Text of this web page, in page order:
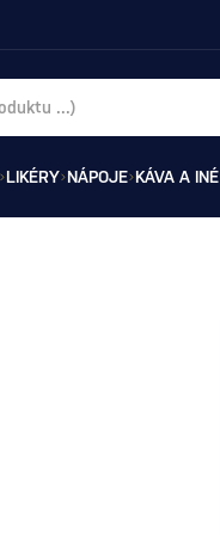
LIKÉRY NÁPOJE KÁVA A INÉ